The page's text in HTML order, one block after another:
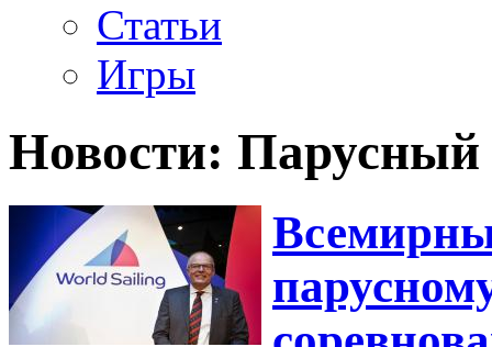
Статьи
Игры
Новости: Парусный